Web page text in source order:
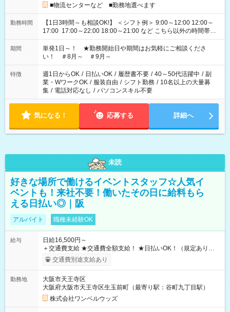
■物流センターなど ■勤務地選べます
勤務時間
【1日3時間～も相談OK!】 ＜シフト例＞ 9:00～12:00 12:00～
17:00 17:00～22:00 18:00～21:00 など こちら以外の時間帯も
お気軽にご相談ください！
期間
単発1日～！ ★勤務開始日や期間はお気軽にご相談くださ
い！ ＃8月～ ＃9月～
特徴 週1日からOK / 日払いOK / 履歴書不要 / 40～50代活躍中 / 副
業・WワークOK / 服装自由 / シフト勤務 / 10名以上の大量募
集 / 電話対応なし / パソコンスキル不要
気になる！ 応募する 詳細へ
未読
好きな場所で働けるイベントスタッフ☆人気イ
ベントも！来社不要！働いたその日に給料もら
える日払い◎｜阪
アルバイト 職種未経験OK
給与
日給16,500円～
＋交通費支給 ★交通費全額支給！ ★日払いOK！（規定あり） ┗
働いたその日に現金GET♪ お仕事後はコンビニATMから 日払
交通費別途支給あり
勤務地
大阪市天王寺区
大阪府大阪市天王寺区生玉前町（最寄り駅：谷町九丁目駅）
株式会社ワンベルウッズ